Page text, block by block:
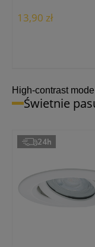
13,90 zł
High-contrast mode
Świetnie
24h